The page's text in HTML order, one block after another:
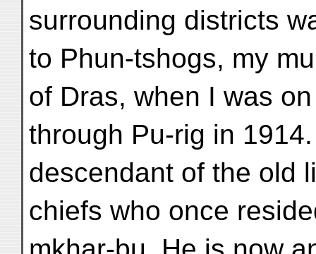
surrounding districts
to Phun-tshogs, my
of Dras, when I was
through Pu-rig in
descendant of the old
chiefs who once